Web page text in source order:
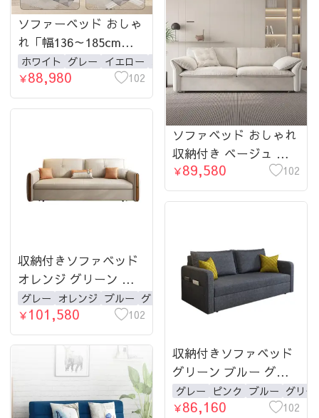
ソファーベッド おしゃ
れ「幅136～185cm」ソ
ファー 2人掛け 3人掛
け 収納付き ウレタン
北欧 コンパクト-fsx-
ホワイト グレー イエロー オレンジ ピンク
￥88,980 102
ソファベッド おしゃれ
収納付き ベージュ ブ
ルー ブラウン グレー
幅1.35-2.15ｍ 1人掛け
￥89,580 102
収納付きソファベッド
オレンジ グリーン ブ
ルー グレー 幅1.22-
2.02ｍ 1人掛け 2人掛け
3人掛け
グレー オレンジ ブルー グリーン
ベージュ
￥101,580 102
収納付きソファベッド
グリーン ブルー グレ
ー 幅1.2-2.0ｍ 1人掛け
2人掛け 3人掛け
グレー ピンク ブルー グリー
￥86,160 102